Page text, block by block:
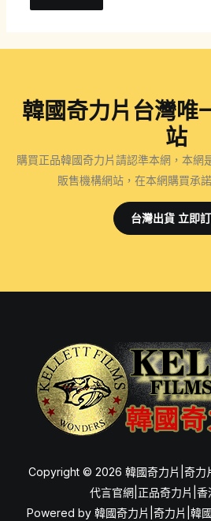
韓國奇力片台灣唯
站
購買正品韓國奇力片請認準本網，本網
販售機構網站，在本網購買承
台灣出貨 立即
Copyright © 2026 韓國奇力片|奇力
代言官網|正品奇力片|香
Powered by 韓國奇力片|奇力片|韓